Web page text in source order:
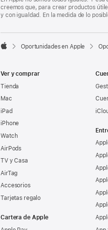
creemos que, para crear productos
y con igualdad. En la medida de lo

Oportunidades en Apple
Ver y comprar
Tienda
Mac
iPad
iPhone
Watch
AirPods
TV y Casa
AirTag
Accesorios
Tarjetas regalo
Cartera de Apple